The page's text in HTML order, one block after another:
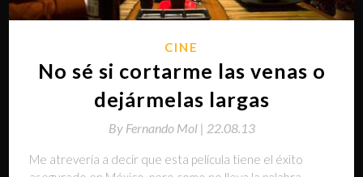
CINE
No sé si cortarme las venas o
dejármelas largas
By Fernando Mol | 22.08.13
Me atrevería a decir que esta película tiene el éxito